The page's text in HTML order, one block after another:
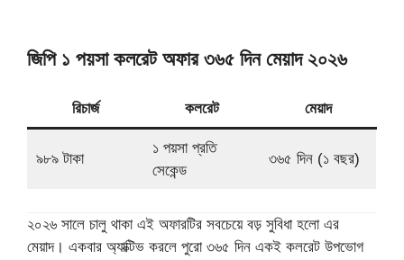
জিপি ১ পয়সা কলরেট অফার ৩৬৫ দিন মেয়াদ ২০২৬
রিচার্জ কলরেট মেয়াদ
৯৮৯ টাকা
১ পয়সা প্রতি
সেকেন্ড
৩৬৫ দিন (১ বছর)
২০২৬ সালে চালু থাকা এই অফারটির সবচেয়ে বড় সুবিধা হলো এর
মেয়াদ। একবার অ্যাক্টিভ করলে পুরো ৩৬৫ দিন একই কলরেট উপভোগ